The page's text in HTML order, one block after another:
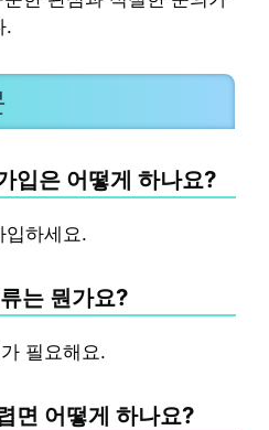
.
입은 어떻게 하나요?
입하세요.
는 뭔가요?
필요해요.
면 어떻게 하나요?